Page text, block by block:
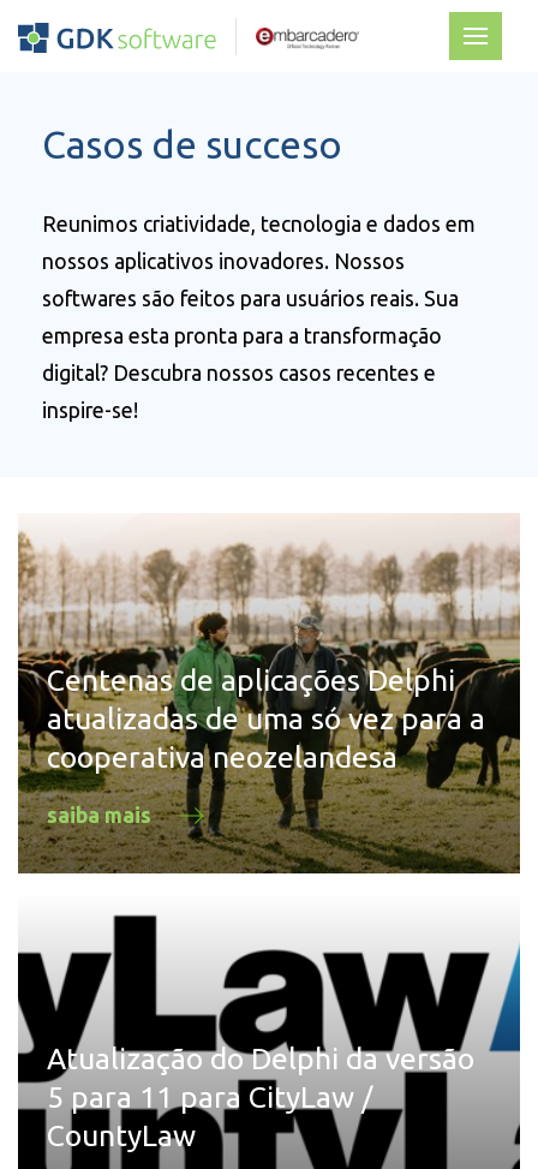
Casos de succeso
Reunimos criatividade, tecnologia e dados em
nossos aplicativos inovadores. Nossos
softwares são feitos para usuários reais. Sua
empresa esta pronta para a transformação
digital? Descubra nossos casos recentes e
inspire-se!
Centenas de aplicações Delphi
atualizadas de uma só vez para a
cooperativa neozelandesa
saiba mais
Atualização do Delphi da versão
5 para 11 para CityLaw /
CountyLaw